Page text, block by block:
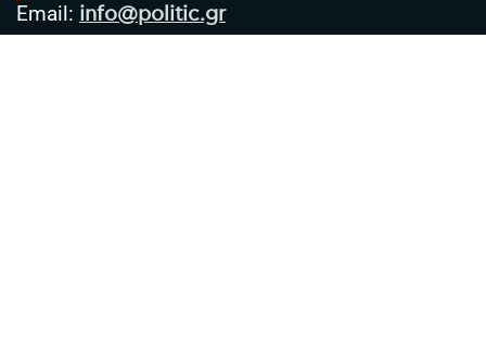
Email: info@politic.gr
Τηλ: